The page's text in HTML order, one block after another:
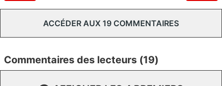
ACCÉDER AUX 19 COMMENTAIRES
Commentaires des lecteurs (19)